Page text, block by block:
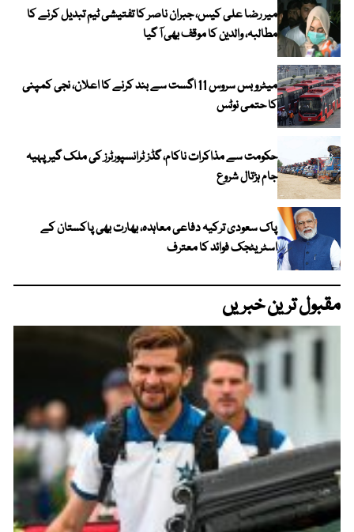
میر رضا علی کیس، جبران ناصر کا تفتیشی ٹیم تبدیل کرنے کا
مطالبہ، والدین کا موقف بھی آ گیا
میٹرو بس سروس 11 اگست سے بند کرنے کا اعلان، نجی کمپنی
کا حتمی نوٹس
حکومت سے مذاکرات ناکام، گڈز ٹرانسپورٹرز کی ملک گیر پہیہ
جام ہڑتال شروع
پاک سعودی ترکیہ دفاعی معاہدہ، بھارت بھی پاکستان کے
اسٹریٹجک فوائد کا معترف
مقبول ترین خبریں